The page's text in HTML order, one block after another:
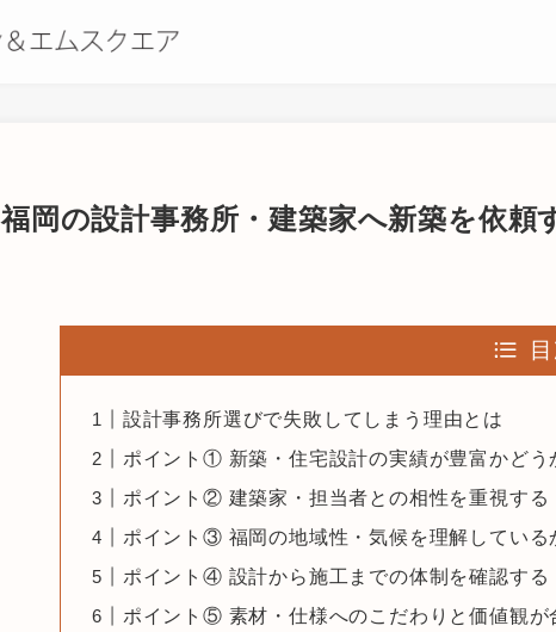
福岡の設計事務所・建築家へ新築を依
設計事務所選びで失敗してしまう理由とは
ポイント① 新築・住宅設計の実績が豊富かどう
ポイント② 建築家・担当者との相性を重視する
ポイント③ 福岡の地域性・気候を理解している
ポイント④ 設計から施工までの体制を確認する
ポイント⑤ 素材・仕様へのこだわりと価値観が